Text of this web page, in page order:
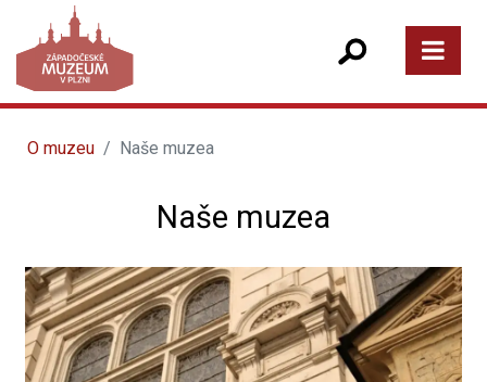
O muzeu Naše muzea
Naše muzea